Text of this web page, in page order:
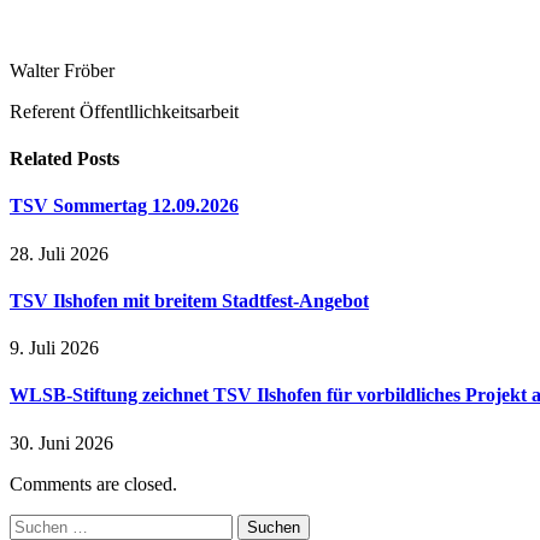
Walter Fröber
Referent Öffentllichkeitsarbeit
Related Posts
TSV Sommertag 12.09.2026
28. Juli 2026
TSV Ilshofen mit breitem Stadtfest-Angebot
9. Juli 2026
WLSB-Stiftung zeichnet TSV Ilshofen für vorbildliches Projekt
30. Juni 2026
Comments are closed.
Suchen